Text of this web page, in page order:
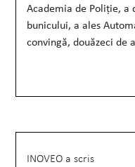
Academia de Poliție,
bunicului, a ales
convingă, douăzeci de
INOVEO a scris